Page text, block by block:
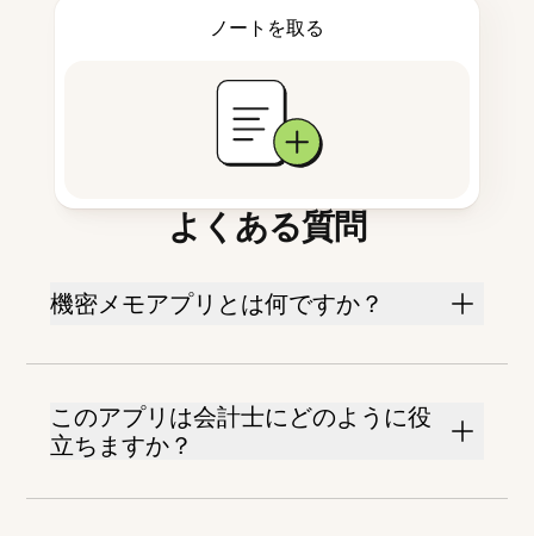
ノートを取る
よくある質問
機密メモアプリとは何ですか？
このアプリは会計士にどのように役
立ちますか？